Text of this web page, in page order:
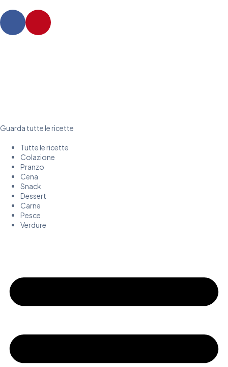
Guarda tutte le ricette
Tutte le ricette
Colazione
Pranzo
Cena
Snack
Dessert
Carne
Pesce
Verdure